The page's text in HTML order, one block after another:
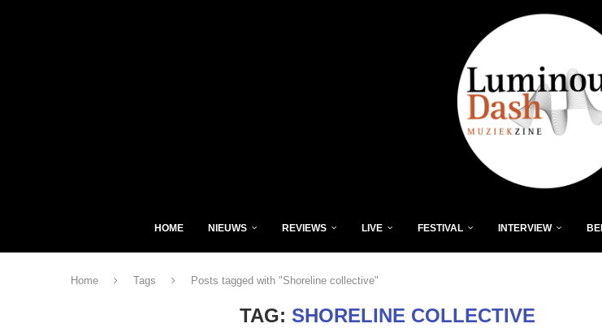
HOME NIEUWS REVIEWS LIVE FESTIVAL INTERVIEW
Home Tags Posts tagged with "Shoreline collective"
TAG: SHORELINE COLLECTIVE